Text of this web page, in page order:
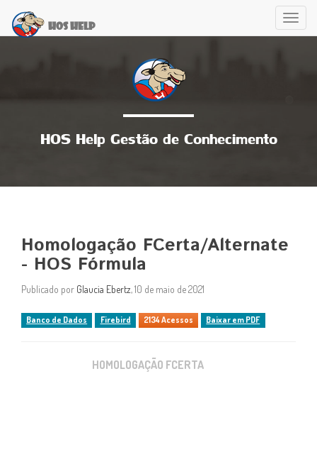
Hos Help
HOS Help Gestão de Conhecimento
Homologação FCerta/Alternate
- HOS Fórmula
Publicado por Glaucia Ebertz, 10 de maio de 2021
Banco de Dados Firebird 2134 Acessos Baixar em PDF
HOMOLOGAÇÃO FCERTA